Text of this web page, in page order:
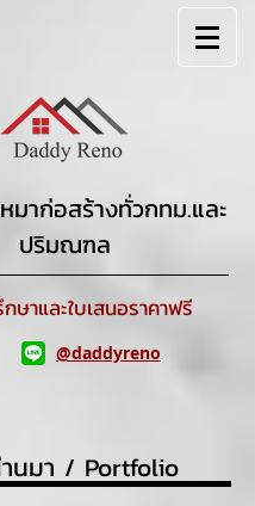
มาก่อสร้างทั่วกทม.และ
ปริมณฑล
ษาและใบเสนอราคาฟรี
@daddyreno
นมา / Portfolio